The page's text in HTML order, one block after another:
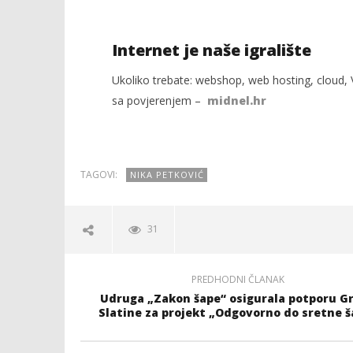
Internet je naše igralište
Ukoliko trebate: webshop, web hosting,
sa povjerenjem – midnel.hr
TAGOVI: NIKA PETKOVIĆ
31
PREDHODNI ČLANAK
Udruga „Zakon šape“ osigurala potporu
Slatine za projekt „Odgovorno do sretne